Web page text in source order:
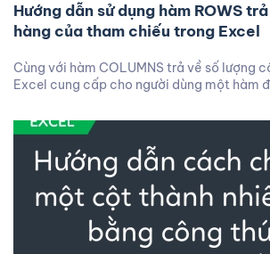
Hướng dẫn sử dụng hàm ROWS
hàng của tham chiếu trong Excel
Cùng với hàm COLUMNS trả về số lượng
Excel cung cấp cho người dùng một hàm